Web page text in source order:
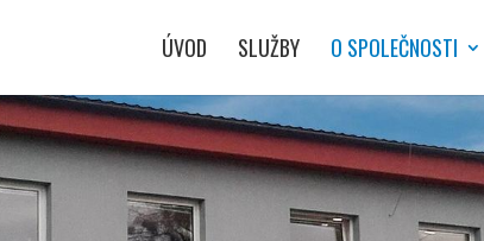
ÚVOD SLUŽBY O SPOLEČNOSTI